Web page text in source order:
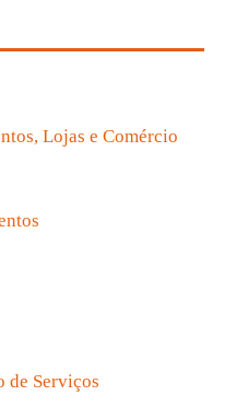
Lojas e Comércio
de Serviços